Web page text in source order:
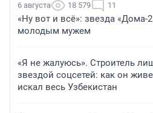
6 августа 18 579 11
«Ну вот и всё»: звезда «Дома-
молодым мужем
«Я не жалуюсь». Строитель
звездой соцсетей: как он
искал весь Узбекистан